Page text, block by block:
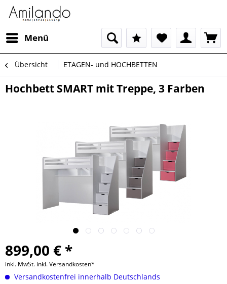
Menü
Übersicht ETAGEN- und HOCHBETTEN
Hochbett SMART mit Treppe, 3 Farben
899,00 € *
inkl. MwSt. inkl. Versandkosten*
Versandkostenfrei innerhalb Deutschlands